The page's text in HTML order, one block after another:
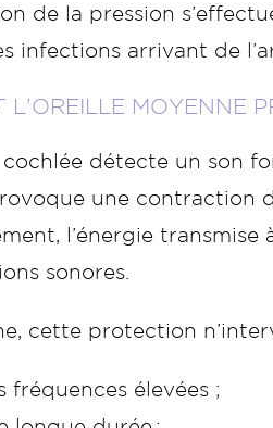
de la pression
infections arrivant de
L’OREILLE MOYENNE
cochlée détecte un son
une contraction
l’énergie
sonores.
cette protection
fréquences élevées ;